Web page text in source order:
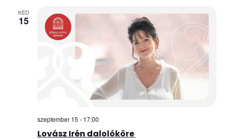
KED
15
Lovász Irén dalolóköre
szeptember 15 - 17:00